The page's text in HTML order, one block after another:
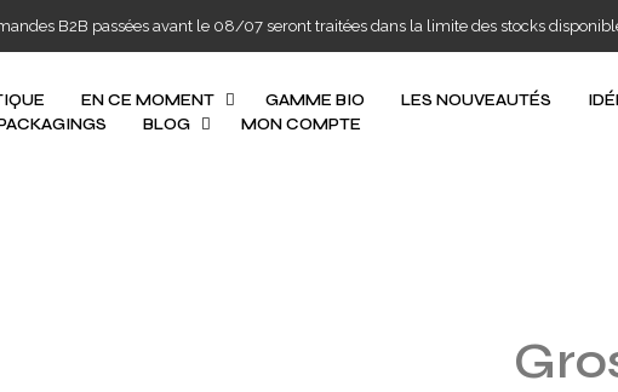
B2B passées avant le 08/07 seront traitées dans la limite des stocks
EN CE MOMENT GAMME BIO LES NOUVEAUTÉS
BLOG MON COMPTE